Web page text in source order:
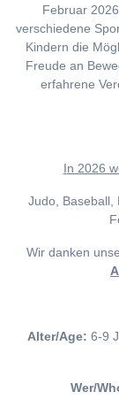
Februar
verschiedene
Kindern die
Freude an
erfahrene
In 2026
Judo, Baseball,
Wir danken
Alter/Age: 6-9
Wer/